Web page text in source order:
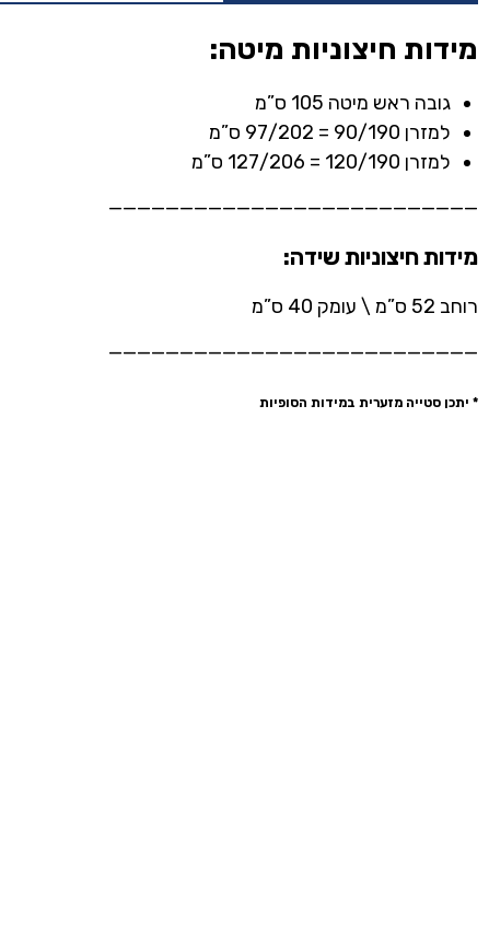
מידות חיצוניות מיטה:
גובה ראש מיטה 105 ס”מ
למזרן 90/190 = 97/202 ס”מ
למזרן 120/190 = 127/206 ס”מ
——————————————————————————
מידות חיצוניות שידה:
רוחב 52 ס”מ \ עומק 40 ס”מ
——————————————————————————
* יתכן סטייה מזערית במידות הסופיות